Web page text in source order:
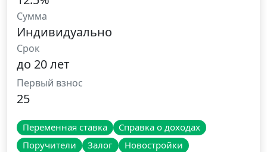
Сумма
Индивидуально
Срок
до 20 лет
Первый взнос
25
Переменная ставка
Справка о доходах
Поручители
Залог Новостройки